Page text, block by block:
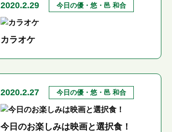
2020.2.29 今日の優・悠・邑 和合
カラオケ
2020.2.27 今日の優・悠・邑 和合
今日のお楽しみは映画と選択食！